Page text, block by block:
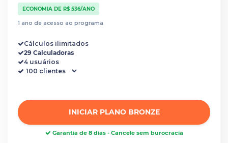
ECONOMIA DE R$ 536/ANO
1 ano de acesso ao programa
Cálculos ilimitados
29 Calculadoras
4 usuários
INICIAR PLANO BRONZE
Garantia de 8 dias - Cancele sem burocracia